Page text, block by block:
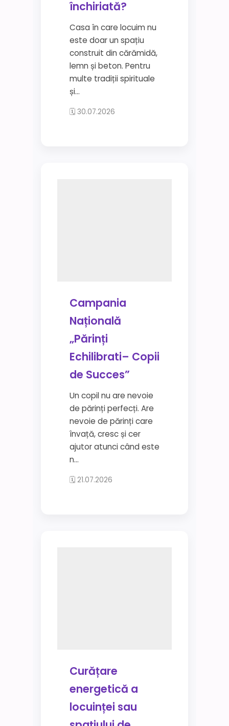
închiriată?
Casa în care locuim nu
este doar un spațiu
construit din cărămidă,
lemn și beton. Pentru
multe tradiții spirituale
și...
🗓 30.07.2026
Campania
Națională
„Părinți
Echilibrati– Copii
de Succes”
Un copil nu are nevoie
de părinți perfecți. Are
nevoie de părinți care
învață, cresc și cer
ajutor atunci când este
n...
🗓 21.07.2026
Curățare
energetică a
locuinței sau